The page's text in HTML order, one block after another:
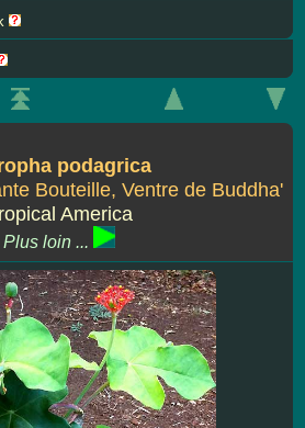
podagrica
Bouteille, Ventre de Buddha'
America
Plus loin ...